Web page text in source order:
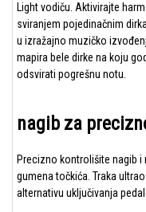
Light vodiču. Aktivirajte
sviranjem pojedinačnim
u izražajno muzičko
mapira bele dirke na koju
odsvirati pogrešnu notu.
nagib za
Precizno kontrolišite nagib
gumena točkića. Traka
alternativu uključivanja